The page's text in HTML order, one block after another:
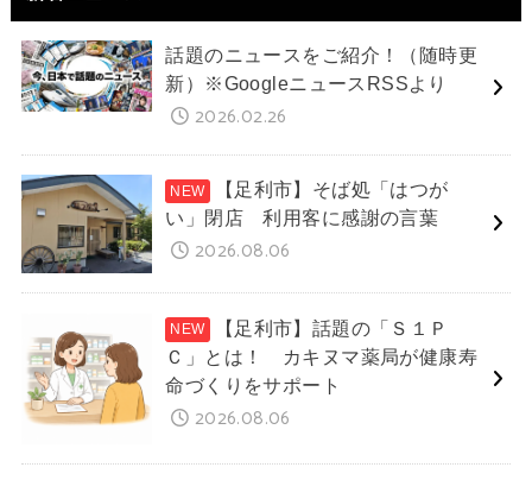
話題のニュースをご紹介！（随時更
新）※GoogleニュースRSSより
2026.02.26
【足利市】そば処「はつが
い」閉店 利用客に感謝の言葉
2026.08.06
【足利市】話題の「Ｓ１Ｐ
Ｃ」とは！ カキヌマ薬局が健康寿
命づくりをサポート
2026.08.06